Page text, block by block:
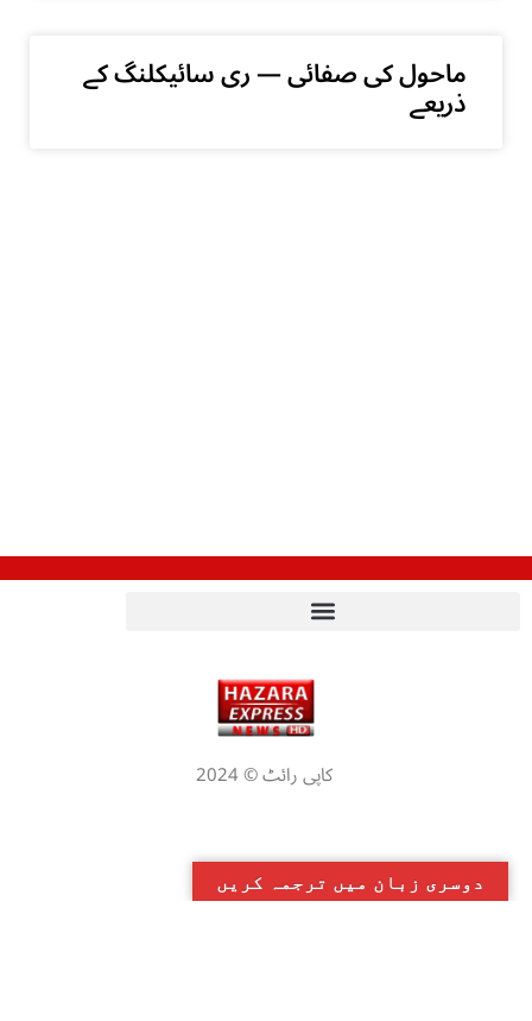
ماحول کی صفائی — ری سائیکلنگ کے
ذریعے
کاپی رائٹ © 2024
دوسری زبان میں ترجمہ کریں